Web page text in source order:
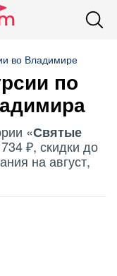
во Владимире
по
«Святые
₽, скидки до
на август,